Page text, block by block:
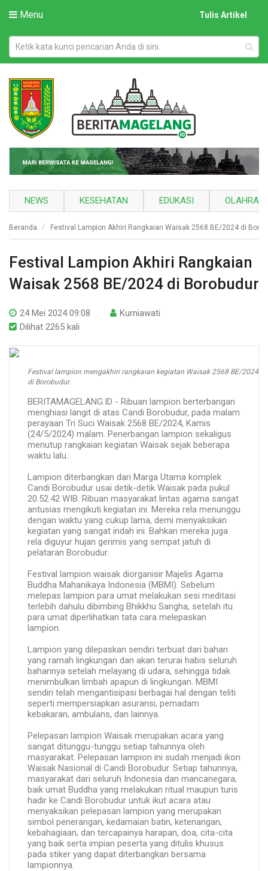
Menu Tulis Artikel
NEWS KESEHATAN EDUKASI
Beranda Festival Lampion Akhiri Rangkaian Waisak 2568 BE/2024 di
Festival Lampion Akhiri Rangkaian
Waisak 2568 BE/2024 di Borobudur
24 Mei 2024 09:08
Kurniawati
Dilihat 2265 kali
Festival lampion mengakhiri rangkaian kegiatan Waisak 2568 BE/2024
di Borobudur.
BERITAMAGELANG.ID - Ribuan lampion berterbangan
menghiasi langit di atas Candi Borobudur, pada malam
perayaan Tri Suci Waisak 2568 BE/2024, Kamis
(24/5/2024) malam. Penerbangan lampion sekaligus
menutup rangkaian kegiatan Waisak sejak beberapa
waktu lalu.
Lampion diterbangkan dari Marga Utama komplek
Candi Borobudur usai detik-detik Waisak pada pukul
20.52.42 WIB. Ribuan masyarakat lintas agama sangat
antusias mengikuti kegiatan ini. Mereka rela menunggu
dengan waktu yang cukup lama, demi menyaksikan
kegiatan yang sangat indah ini. Bahkan mereka juga
rela diguyur hujan gerimis yang sempat jatuh di
pelataran Borobudur.
Festival lampion waisak diorganisir Majelis Agama
Buddha Mahanikaya Indonesia (MBMI). Sebelum
melepas lampion para umat melakukan sesi meditasi
terlebih dahulu dibimbing Bhikkhu Sangha, setelah itu
para umat diperlihatkan tata cara melepaskan
lampion.
Lampion yang dilepaskan sendiri terbuat dari bahan
yang ramah lingkungan dan akan terurai habis seluruh
bahannya setelah melayang di udara, sehingga tidak
menimbulkan limbah apapun di lingkungan. MBMI
sendiri telah mengantisipasi berbagai hal dengan teliti
seperti mempersiapkan asuransi, pemadam
kebakaran, ambulans, dan lainnya.
Pelepasan lampion Waisak merupakan acara yang
sangat ditunggu-tunggu setiap tahunnya oleh
masyarakat. Pelepasan lampion ini sudah menjadi ikon
Waisak Nasional di Candi Borobudur. Setiap tahunnya,
masyarakat dari seluruh Indonesia dan mancanegara,
baik umat Buddha yang melakukan ritual maupun turis
hadir ke Candi Borobudur untuk ikut acara atau
menyaksikan pelepasan lampion yang merupakan
simbol penerangan, kedamaian batin, ketenangan,
kebahagiaan, dan tercapainya harapan, doa, cita-cita
yang baik serta impian peserta yang ditulis khusus
pada stiker yang dapat diterbangkan bersama
lampionnya.